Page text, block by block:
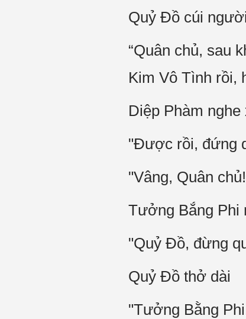
Quỷ Đồ cúi
“Quân chủ, sau
Kim Vô Tình rồi,
Diệp Phàm nghe
"Được rồi, đứng
"Vâng, Quân
Tưởng Bắng Phi
"Quỷ Đồ, đừng
Quỷ Đồ thở dài
"Tưởng Bằng